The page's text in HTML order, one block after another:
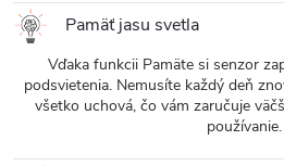
Pamäť jasu svetla
Vďaka funkcii Pamäte si senzor
podsvietenia. Nemusíte každý deň
všetko uchová, čo vám zaručuje
používanie.